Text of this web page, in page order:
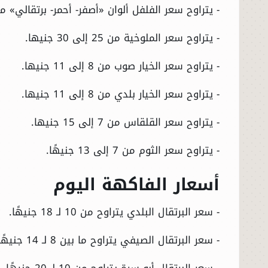
- يتراوح سعر الفلفل ألوان «أصفر- أحمر- برتقالي» من 35 إلى 55
- يتراوح سعر الملوخية من 25 إلى 30 جنيها.
- يتراوح سعر الخيار صوب من 8 إلى 11 جنيها.
- يتراوح سعر الخيار بلدي من 8 إلى 11 جنيها.
- يتراوح سعر القلقاس من 7 إلى 15 جنيها.
- يتراوح سعر الثوم من 7 إلى 13 جنيهًا.
أسعار الفاكهة اليوم
- سعر البرتقال البلدي يتراوح من 10 لـ 18 جنيهًا.
- سعر البرتقال الصيفي يتراوح ما بين 8 لـ 14 جنيهًا.